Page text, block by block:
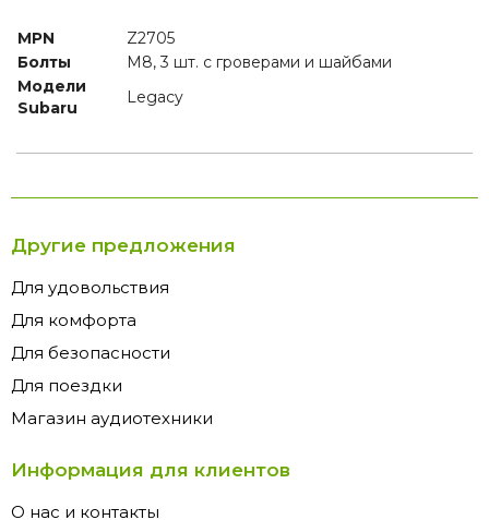
MPN
Z2705
Болты
M8, 3 шт. с гроверами и шайбами
Модели
Subaru
Legacy
Другие предложения
Для удовольствия
Для комфорта
Для безопасности
Для поездки
Магазин аудиотехники
Информация для клиентов
О нас и контакты